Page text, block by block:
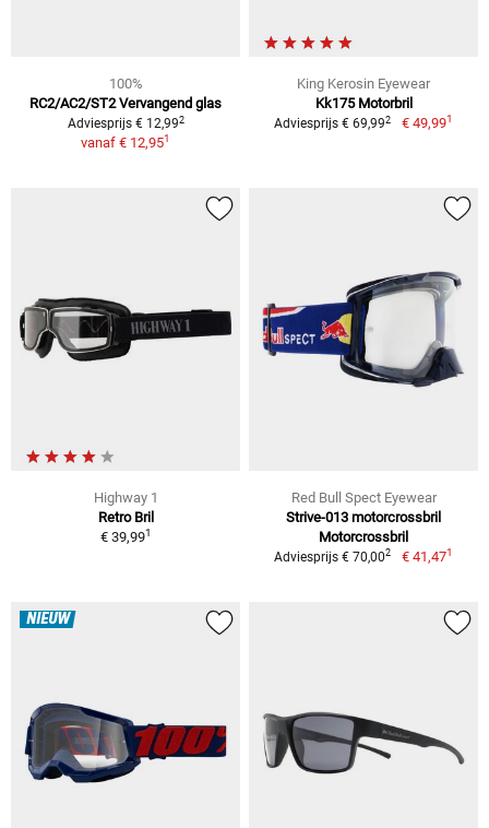
100%
RC2/AC2/ST2 Vervangend glas
Adviesprijs € 12,992
vanaf € 12,951
King Kerosin Eyewear
Kk175 Motorbril
Adviesprijs € 69,992 € 49,991
Highway 1
Retro Bril
€ 39,991
Red Bull Spect Eyewear
Strive-013 motorcrossbril
Motorcrossbril
Adviesprijs € 70,002 € 41,471
NIEUW